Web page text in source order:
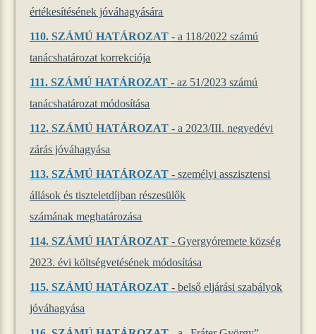
értékesítésének jóváhagyására
110.SZÁMÚ HATÁROZAT - a 118/2022 számú
tanácshatározat korrekciója
111.SZÁMÚ HATÁROZAT - az 51/2023 számú
tanácshatározat módosítása
112.SZÁMÚ HATÁROZAT - a 2023/III. negyedévi
zárás jóváhagyása
113.SZÁMÚ HATÁROZAT - személyi asszisztensi
állások és tiszteletdíjban részesülők
számának meghatározása
114. SZÁMÚ HATÁROZAT- Gyergyóremete község
2023. évi költségvetésének módosítása
115. SZÁMÚ HATÁROZAT- belső eljárási szabályok
jóváhagyása